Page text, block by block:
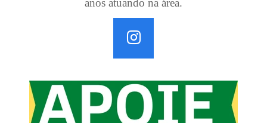
anos atuando na área.